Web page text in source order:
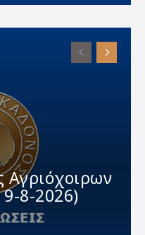
Αγριόχοιρων
8-2026)